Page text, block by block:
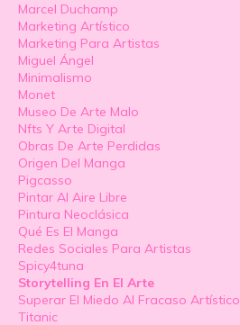
Marcel Duchamp
Marketing Artístico
Marketing Para Artistas
Miguel Ángel
Minimalismo
Monet
Museo De Arte Malo
Nfts Y Arte Digital
Obras De Arte Perdidas
Origen Del Manga
Pigcasso
Pintar Al Aire Libre
Pintura Neoclásica
Qué Es El Manga
Redes Sociales Para Artistas
Spicy4tuna
Storytelling En El Arte
Superar El Miedo Al Fracaso Artístico
Titanic